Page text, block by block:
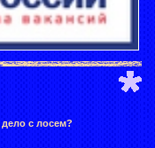
дело с лосем?